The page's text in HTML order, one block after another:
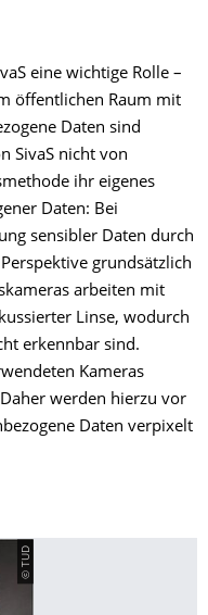
eine wichtige Rolle –
öffentlichen Raum mit
Daten sind
SivaS nicht von
ihr eigenes
Daten: Bei
sensibler Daten durch
grundsätzlich
arbeiten mit
Linse, wodurch
erkennbar sind.
Kameras
werden hierzu vor
Daten verpixelt
© TUD